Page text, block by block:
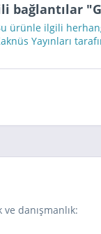
bağlantılar
ürünle ilgili
Yayınları
danışmanlık: